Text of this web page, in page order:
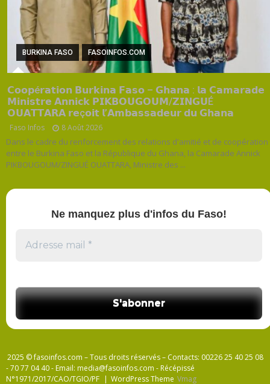
BURKINA FASO FASOINFOS.COM
𝗖𝗼𝗼𝗽é𝗿𝗮𝘁𝗶𝗼𝗻 𝗕𝘂𝗿𝗸𝗶𝗻𝗮 𝗙𝗮𝘀𝗼 – 𝗚𝗵𝗮𝗻𝗮 : 𝗹𝗮 𝗖𝗮𝗺𝗮𝗿𝗮𝗱𝗲
𝗠𝗶𝗻𝗶𝘀𝘁𝗿𝗲 𝗔𝗻𝗻𝗶𝗰𝗸 𝗣𝗜𝗞𝗕𝗢𝗨𝗚𝗢𝗨𝗠/𝗭𝗜𝗡𝗚𝗨É
𝗢𝗨𝗔𝗧𝗧𝗔𝗥𝗔 𝗿𝗲ç𝗼𝗶𝘁 𝗹’𝗔𝗺𝗯𝗮𝘀𝘀𝗮𝗱𝗲𝘂𝗿 𝗱𝘂 𝗚𝗵𝗮𝗻𝗮
Faso Infos 8 Août 2026
Dans le cadre du renforcement des relations d'amitié et de coopération
entre le Burkina Faso et la République du Ghana, la Camarade Annick
PIKBOUGOUM/ZINGUÉ OUATTARA, Ministre des ...
Ne manquez plus d'infos du Faso!
2025 © fasoinfos.com – Tous droits réservés – Contacts: 00226 25 40 25 08
- 70 77 04 40 - Email: media@fasoinfos.com - Récépissé
N°1971/2017/CAO/TGIO/PF | WordPress Theme Vmag